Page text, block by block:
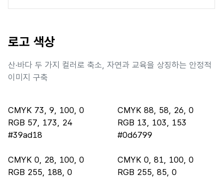
로고 색상
산·바다 두 가지 컬러로 축소, 자연과 교육을 상징하는 안정적
이미지 구축
CMYK 73, 9, 100, 0
RGB 57, 173, 24
#39ad18
CMYK 88, 58, 26, 0
RGB 13, 103, 153
#0d6799
CMYK 0, 28, 100, 0
RGB 255, 188, 0
CMYK 0, 81, 100, 0
RGB 255, 85, 0